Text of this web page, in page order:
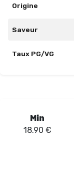
Origine
Saveur
Taux PG/VG
Min
18.90 €